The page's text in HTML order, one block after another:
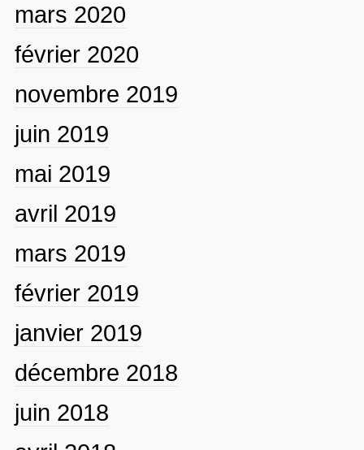
mars 2020
février 2020
novembre 2019
juin 2019
mai 2019
avril 2019
mars 2019
février 2019
janvier 2019
décembre 2018
juin 2018